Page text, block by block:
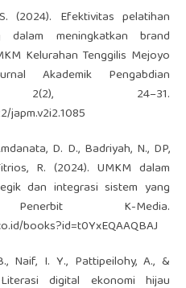
(2024). Efektivitas pelatihan
dalam meningkatkan brand
Kelurahan Tenggilis Mejoyo
Akademik Pengabdian
2(2), 24–31.
japm.v2i2.1085
D. D., Badriyah, N., DP,
R. (2024). UMKM dalam
dan integrasi sistem yang
Penerbit K-Media.
books?id=t0YxEQAAQBAJ
Naif, I. Y., Pattipeilohy, A., &
digital ekonomi hijau